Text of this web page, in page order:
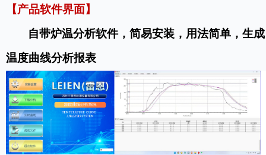
【产品软件界面】
自带炉温分析软件，简易安装，用法简单，生成
温度曲线分析报表